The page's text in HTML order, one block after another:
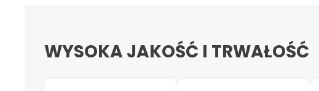
WYSOKA JAKOŚĆ I TRWAŁOŚĆ